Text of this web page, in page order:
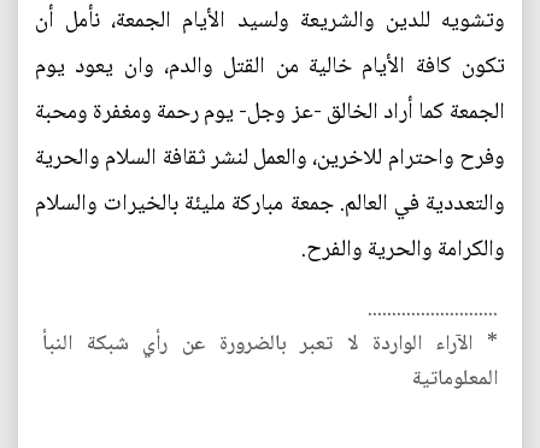
وتشويه للدين والشريعة ولسيد الأيام الجمعة، نأمل أن
تكون كافة الأيام خالية من القتل والدم، وان يعود يوم
الجمعة كما أراد الخالق -عز وجل- يوم رحمة ومغفرة ومحبة
وفرح واحترام للاخرين، والعمل لنشر ثقافة السلام والحرية
والتعددية في العالم. جمعة مباركة مليئة بالخيرات والسلام
والكرامة والحرية والفرح.
...........................
* الآراء الواردة لا تعبر بالضرورة عن رأي شبكة النبأ
المعلوماتية